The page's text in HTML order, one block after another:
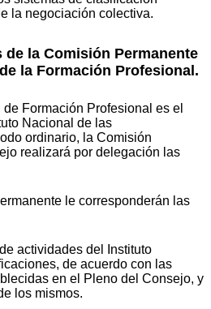
la negociación colectiva.
la Comisión Permanente
la Formación Profesional.
Formación Profesional es el
Nacional de las
ordinario, la Comisión
realizará por delegación las
le corresponderán las
actividades del Instituto
de acuerdo con las
en el Pleno del Consejo, y
los mismos.